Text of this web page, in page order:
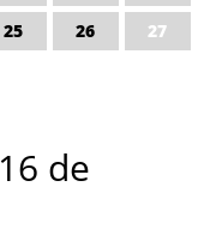
25 26
27
16 de